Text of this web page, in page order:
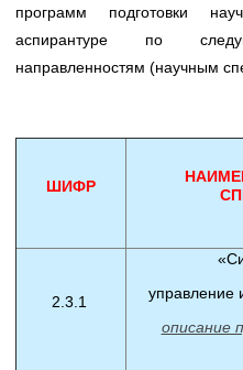
программ подготовки
аспирантуре по
направленностям (научным
ШИФР
2.3.1
управление
описание